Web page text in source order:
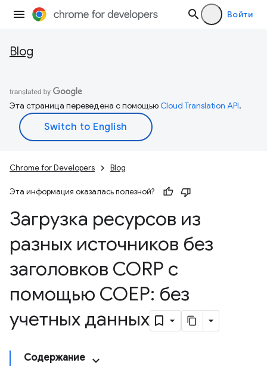
Войти
Blog
Эта страница переведена с помощьюCloud Translation API.
Chrome for Developers Blog
Эта информация оказалась полезной?
Загрузка ресурсов из
разных источников без
заголовков CORP с
помощью COEP: без
учетных данных
Содержание